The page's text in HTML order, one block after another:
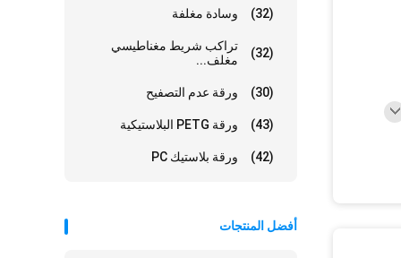
وسادة مغلفة (32)
تراكب شريط مغناطيسي
مغلف...
(32)
ورقة عدم التصفيح (30)
ورقة PETG البلاستيكية (43)
ورقة بلاستيك PC (42)
أفضل المنتجات